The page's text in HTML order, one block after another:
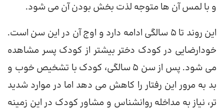
و با لمس آن ها متوجه لذت بخش بودن آن می شود.
این روند تا 5 سالگی ادامه دارد و اوج آن در این سن است.
خودارضایی در کودک دختر بیشتر از کودک پسر مشاهده
می شود. پس از سن 5 سالگی، کودک با تشخیص خوب و
بد به مرور این رفتار را کاهش می دهد اما در موارد شدید
تر، نیاز به مداخله روانشناس و مشاور کودک در این زمینه